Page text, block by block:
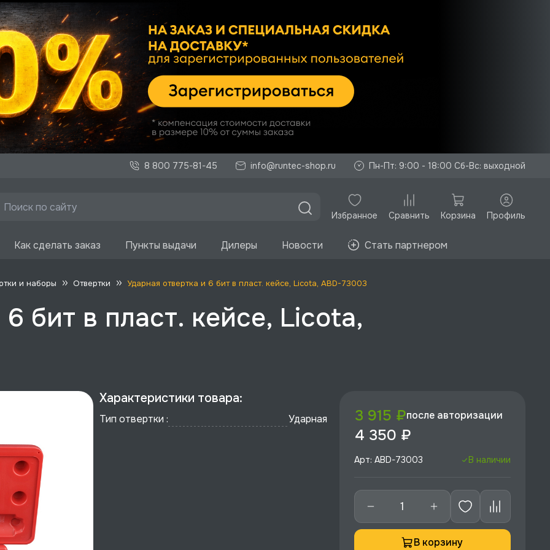
8 800 775-81-45 info@runtec-shop.ru Пн-Пт: 9:00 - 18:00 Сб-Вс: выходной
Избранное Сравнить Корзина Профиль
Как сделать заказ Пункты выдачи Дилеры Новости Стать партнером
и наборы Отвертки Ударная отвертка и 6 бит в пласт. кейсе, Licota, ABD-73003
бит в пласт. кейсе, Licota,
Характеристики товара:
Тип отвертки : Ударная 3 915 ₽после авторизации
4 350 ₽
Арт: ABD-73003 В наличии
В корзину